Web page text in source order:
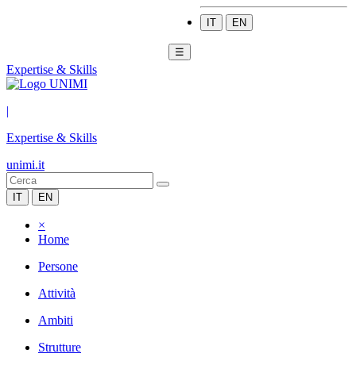
IT EN
☰
Expertise & Skills
|
Expertise & Skills
unimi.it
IT EN
×
Home
Persone
Attività
Ambiti
Strutture